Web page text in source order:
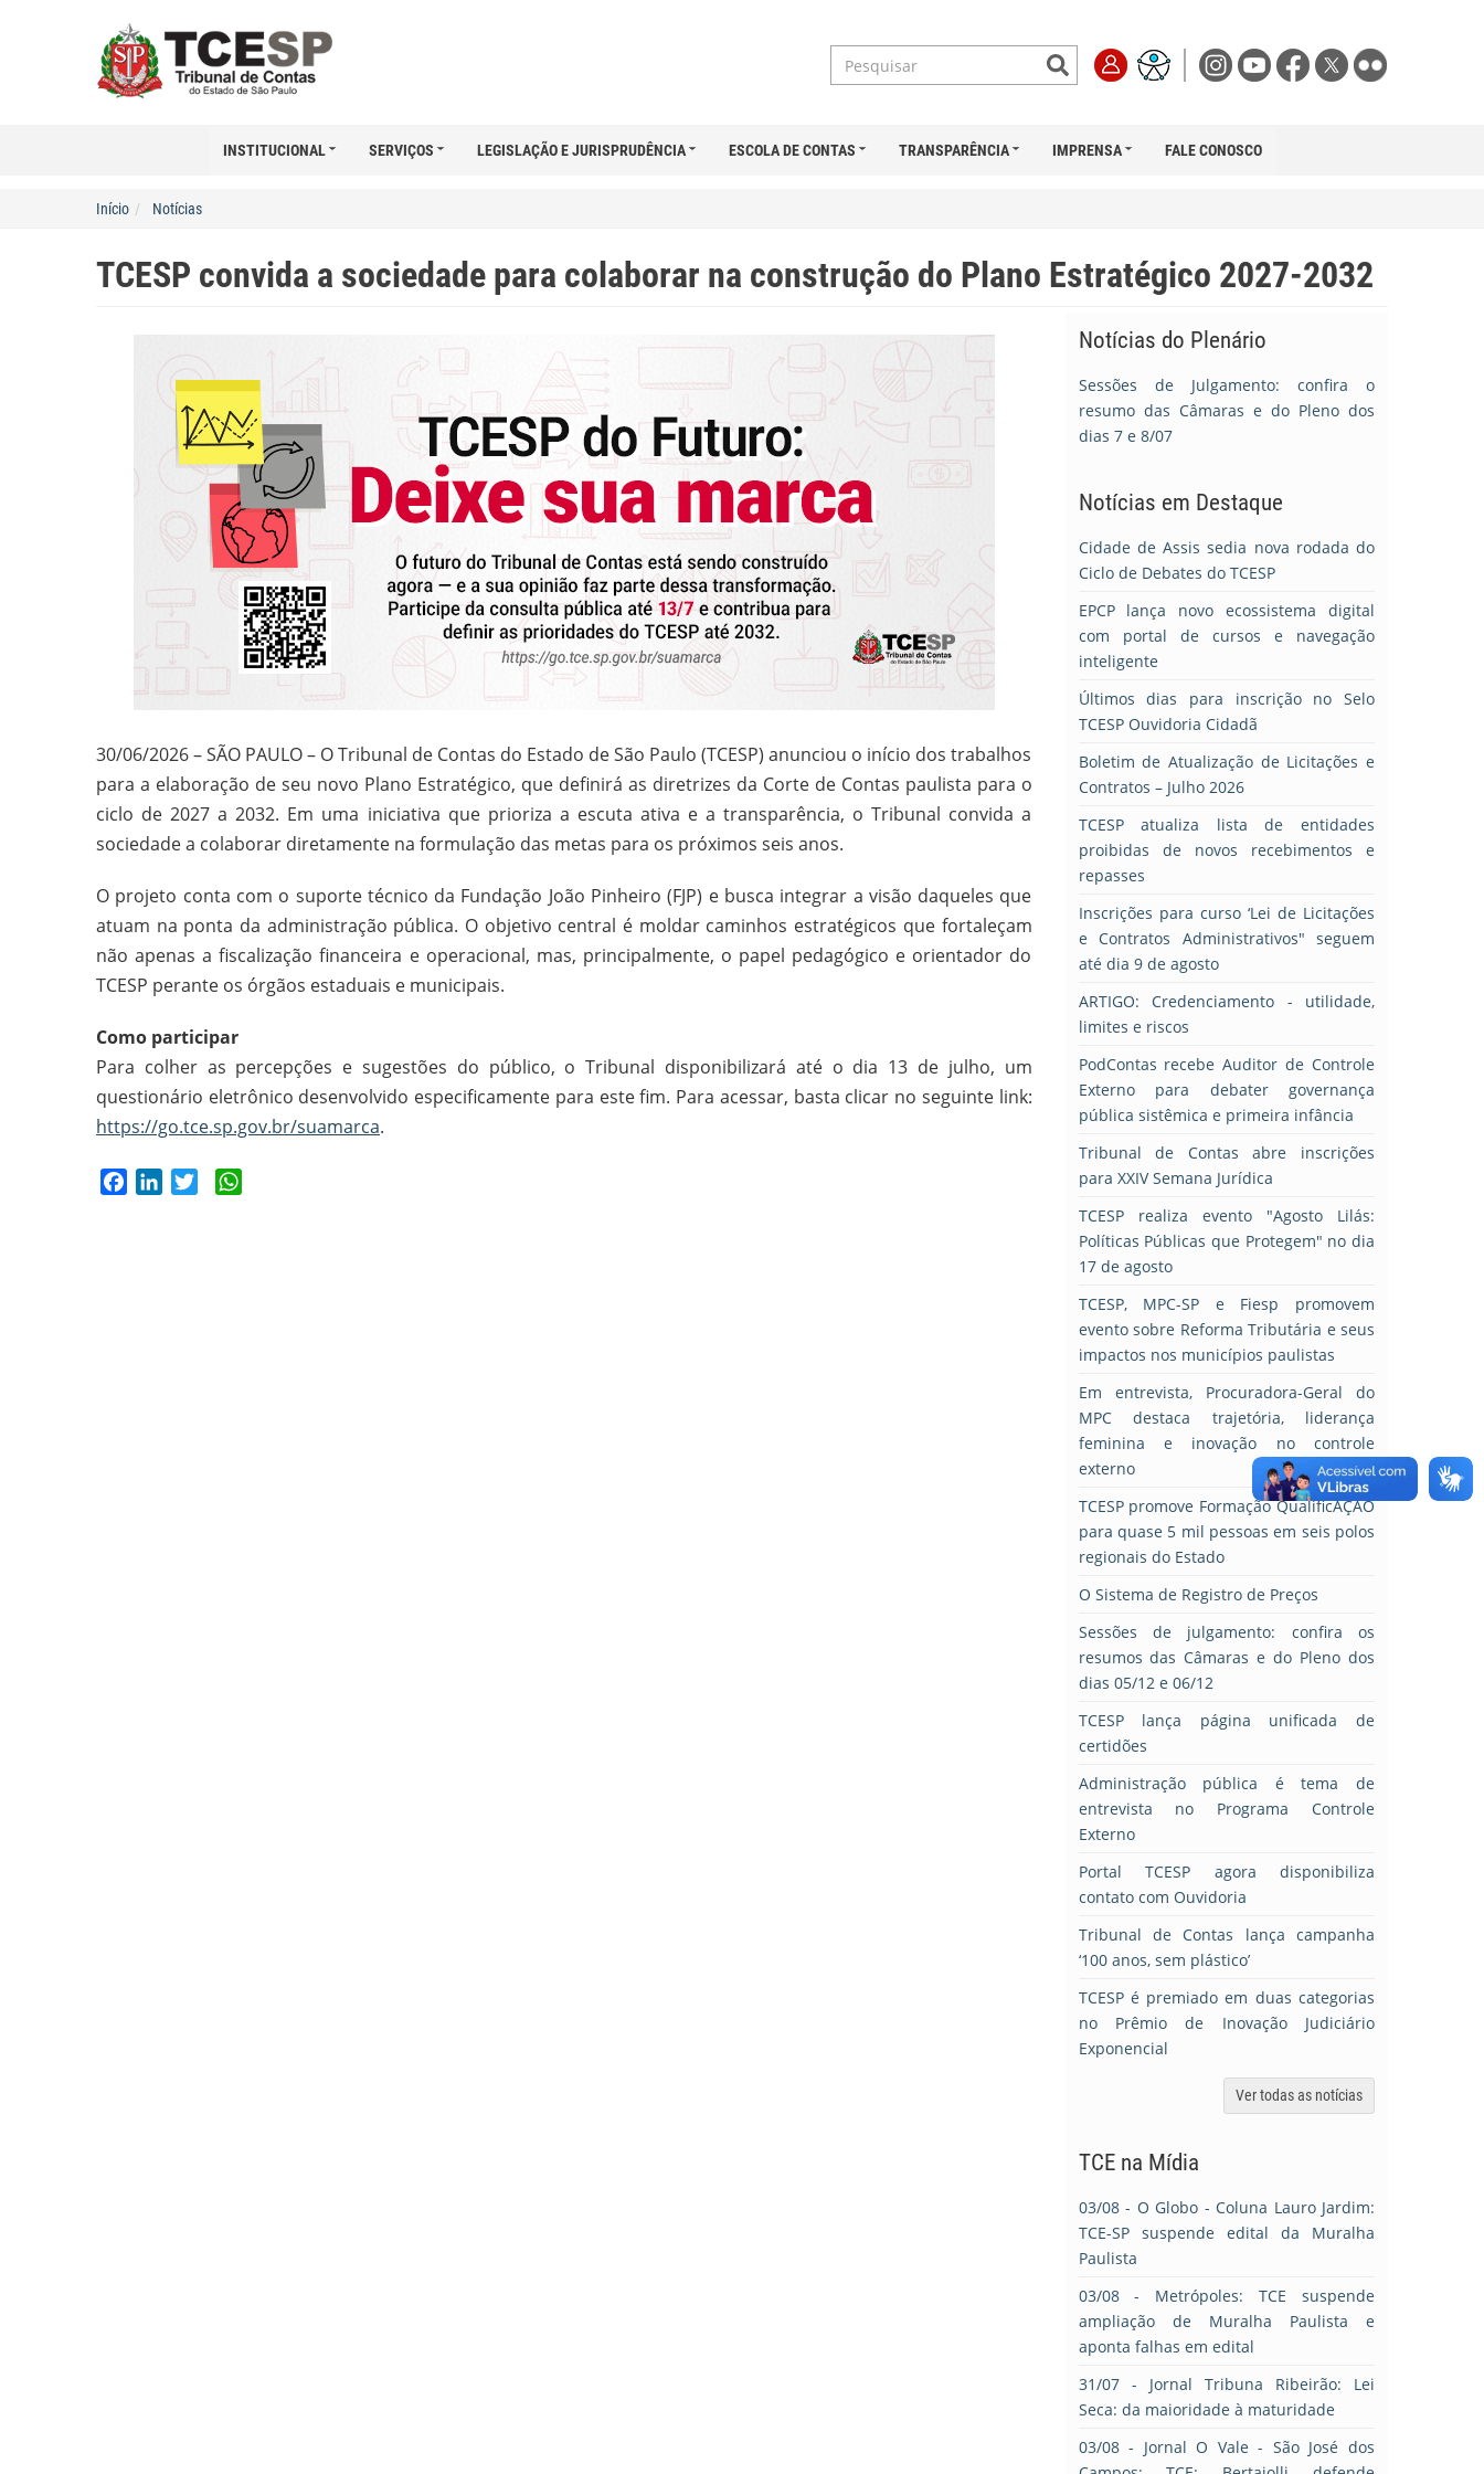
INSTITUCIONAL SERVIÇOS LEGISLAÇÃO E JURISPRUDÊNCIA ESCOLA DE CONTAS TRANSPARÊNCIA IMPRENSA FALE CONOSCO
Início Notícias
TCESP convida a sociedade para colaborar na construção do Plano Estratégico 2027-2032
30/06/2026 – SÃO PAULO – O Tribunal de Contas do Estado de São Paulo (TCESP) anunciou o início dos trabalhos
para a elaboração de seu novo Plano Estratégico, que definirá as diretrizes da Corte de Contas paulista para o
ciclo de 2027 a 2032. Em uma iniciativa que prioriza a escuta ativa e a transparência, o Tribunal convida a
sociedade a colaborar diretamente na formulação das metas para os próximos seis anos.
O projeto conta com o suporte técnico da Fundação João Pinheiro (FJP) e busca integrar a visão daqueles que
atuam na ponta da administração pública. O objetivo central é moldar caminhos estratégicos que fortaleçam
não apenas a fiscalização financeira e operacional, mas, principalmente, o papel pedagógico e orientador do
TCESP perante os órgãos estaduais e municipais.
Como participar
Para colher as percepções e sugestões do público, o Tribunal disponibilizará até o dia 13 de julho, um
questionário eletrônico desenvolvido especificamente para este fim. Para acessar, basta clicar no seguinte link:
https://go.tce.sp.gov.br/suamarca.
FacebookLinkedIn
Twitter
Notícias do Plenário
Sessões de Julgamento: confira o
resumo das Câmaras e do Pleno dos
dias 7 e 8/07
Notícias em Destaque
Cidade de Assis sedia nova rodada do
Ciclo de Debates do TCESP
EPCP lança novo ecossistema digital
com portal de cursos e navegação
inteligente
Últimos dias para inscrição no Selo
TCESP Ouvidoria Cidadã
Boletim de Atualização de Licitações e
Contratos – Julho 2026
TCESP atualiza lista de entidades
proibidas de novos recebimentos e
repasses
Inscrições para curso ‘Lei de Licitações
e Contratos Administrativos" seguem
até dia 9 de agosto
ARTIGO: Credenciamento - utilidade,
limites e riscos
PodContas recebe Auditor de Controle
Externo para debater governança
pública sistêmica e primeira infância
Tribunal de Contas abre inscrições
para XXIV Semana Jurídica
TCESP realiza evento "Agosto Lilás:
Políticas Públicas que Protegem" no dia
17 de agosto
TCESP, MPC-SP e Fiesp promovem
evento sobre Reforma Tributária e seus
impactos nos municípios paulistas
Em entrevista, Procuradora-Geral do
MPC destaca trajetória, liderança
feminina e inovação no controle
externo
TCESP promove Formação QualificAÇÃO
para quase 5 mil pessoas em seis polos
regionais do Estado
O Sistema de Registro de Preços
Sessões de julgamento: confira os
resumos das Câmaras e do Pleno dos
dias 05/12 e 06/12
TCESP lança página unificada de
certidões
Administração pública é tema de
entrevista no Programa Controle
Externo
Portal TCESP agora disponibiliza
contato com Ouvidoria
Tribunal de Contas lança campanha
‘100 anos, sem plástico’
TCESP é premiado em duas categorias
no Prêmio de Inovação Judiciário
Exponencial
Ver todas as notícias
TCE na Mídia
03/08- O Globo - Coluna Lauro Jardim:
TCE-SP suspende edital da Muralha
Paulista
03/08- Metrópoles: TCE suspende
ampliação de Muralha Paulista e
aponta falhas em edital
31/07- Jornal Tribuna Ribeirão: Lei
Seca: da maioridade à maturidade
03/08- Jornal O Vale - São José dos